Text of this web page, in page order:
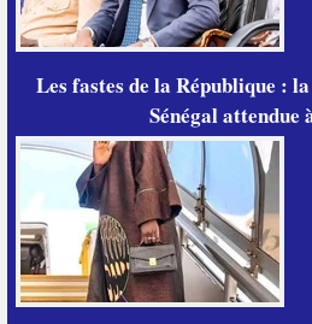
Les fastes de la République :
Sénégal attendue